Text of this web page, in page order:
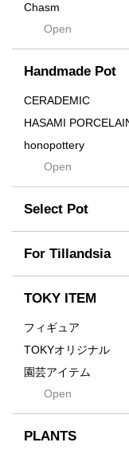
Chasm
Contra
Cream
Crown
Distortion
Drop
DUNE
Flames
For
Former
Fused
Earth
emeth
Enhance
Grid
Innocence
Open
Handmade Pot
CERADEMIC
HASAMI
honopottery
nocturne
tamanhayat
TETSUYA OZAWA
Scratch
Takehiro Ito
Yuya Iha
Open
Select Pot
For Tillandsia
TOKY ITEM
フィギュア
TOKYオリジナル
園芸アイテム
土・化粧石・活力剤
インテリア・デザイ
Tシャツ・バッグ
Open
PLANTS